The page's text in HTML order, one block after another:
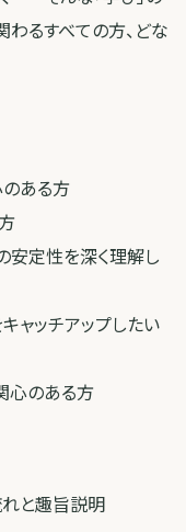
るすべての方、どな
ある方
安定性を深く理解し
ャッチアップしたい
心のある方
と趣旨説明